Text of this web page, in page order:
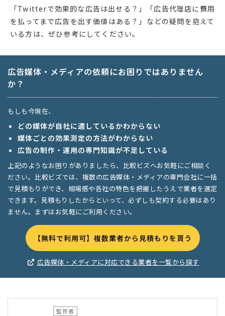
「Twitterで効果的な広告は出せる？」「広告代理店に費用
を払ってまで広告を出す価値はある？」などの疑問を抱えて
いる方は、ぜひ参考にしてください。
広告媒体・メディアの依頼にお困りではありません
か？
もしも今現在、
どの媒体が自社に適しているかわからない
媒体ごとの効果測定の方法がわからない
広告の制作・運用の専門知識が不足している
上記のようなお困りがありましたら、比較ビズへお気軽にご相談く
ださい。比較ビズでは、複数の広告媒体・メディアの専門会社に一括
で見積もりができ、相場感や各社の特色を把握したうえで業者を選定
できます。見積もりしたからといって、必ずしも契約する必要はあり
ません。まずはお気軽にご利用ください。
【無料で利用可】複数業者から見積もりを貰う
広告媒体・メディアに対応できる業者を一覧から探す
監修者